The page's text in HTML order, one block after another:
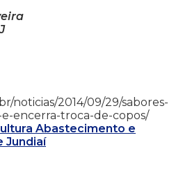
noticias/2014/09/29/sabores-
encerra-troca-de-copos/
Abastecimento e
Jundiaí